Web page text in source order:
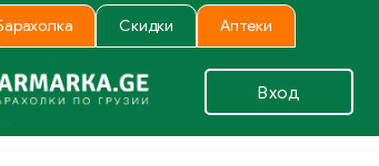
Скидки Аптеки
Вход